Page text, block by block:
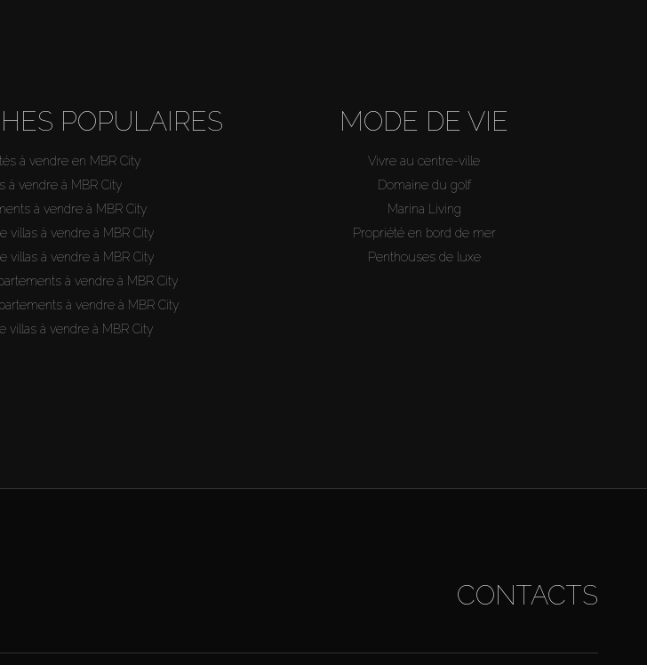
POPULAIRES
à vendre en MBR City
à vendre à MBR City
à vendre à MBR City
villas à vendre à MBR City
villas à vendre à MBR City
à vendre à MBR City
à vendre à MBR City
villas à vendre à MBR City
MODE DE VIE
Vivre au centre-ville
Domaine du golf
Marina Living
Propriété en bord de mer
Penthouses de luxe
CONTACTS